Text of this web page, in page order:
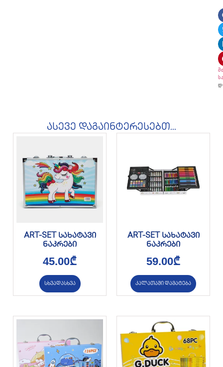
ასევე დაგაინტერესებთ...
ART-SET სახატავი
ნაკრები
45.00₾
სხვადასხვა
ART-SET სახატავი
ნაკრები
59.00₾
კალათაში დამატება